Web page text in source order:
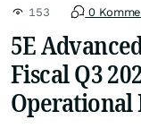
153 0
5E
Fiscal Q3
Operational